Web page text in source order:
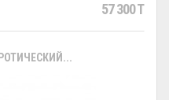
57 300 T